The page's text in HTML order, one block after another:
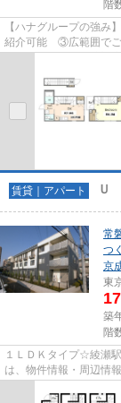
階
【ハナグループの強
紹介可能 ③広範囲で
賃貸｜アパート Ｕ
常
つ
京
東
築
階
１ＬＤＫタイプ☆綾瀬
は、物件情報・周辺情報満載